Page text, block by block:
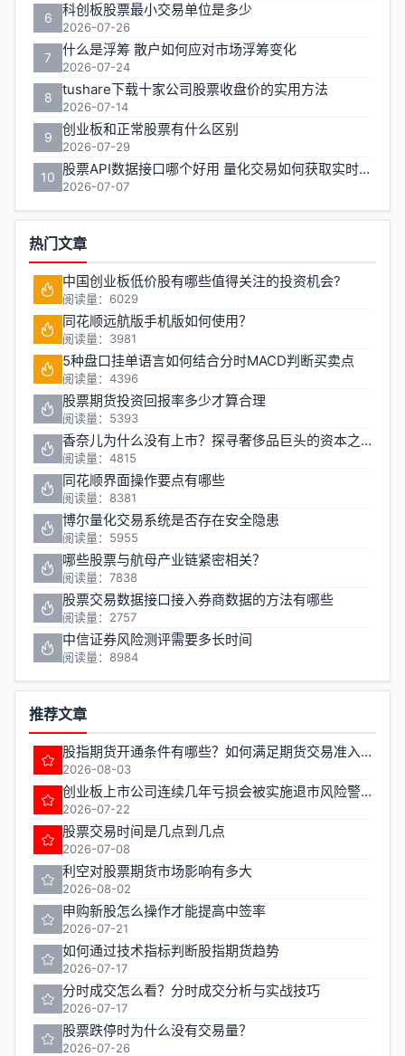
6 科创板股票最小交易单位是多少
2026-07-26
7 什么是浮筹 散户如何应对市场浮筹变化
2026-07-24
8 tushare下载十家公司股票收盘价的实用方法
2026-07-14
9 创业板和正常股票有什么区别
2026-07-29
10 股票API数据接口哪个好用 量化交易如何获取实时行情
2026-07-07
热门文章
中国创业板低价股有哪些值得关注的投资机会?
阅读量：6029
同花顺远航版手机版如何使用？
阅读量：3981
5种盘口挂单语言如何结合分时MACD判断买卖点
阅读量：4396
股票期货投资回报率多少才算合理
阅读量：5393
香奈儿为什么没有上市？探寻奢侈品巨头的资本之路
阅读量：4815
同花顺界面操作要点有哪些
阅读量：8381
博尔量化交易系统是否存在安全隐患
阅读量：5955
哪些股票与航母产业链紧密相关？
阅读量：7838
股票交易数据接口接入券商数据的方法有哪些
阅读量：2757
中信证券风险测评需要多长时间
阅读量：8984
推荐文章
股指期货开通条件有哪些？如何满足期货交易准入要求？
2026-08-03
创业板上市公司连续几年亏损会被实施退市风险警示
2026-07-22
股票交易时间是几点到几点
2026-07-08
利空对股票期货市场影响有多大
2026-08-02
申购新股怎么操作才能提高中签率
2026-07-21
如何通过技术指标判断股指期货趋势
2026-07-17
分时成交怎么看？分时成交分析与实战技巧
2026-07-17
股票跌停时为什么没有交易量？
2026-07-26